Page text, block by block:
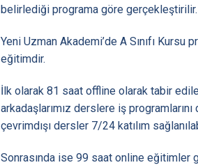
belirlediği programa göre gerçekleştirilir.
Yeni Uzman Akademi’de A Sınıfı
eğitimdir.
İlk olarak 81 saat offline olarak tabir
arkadaşlarımız derslere iş programlarını
çevrimdışı dersler 7/24 katılım
Sonrasında ise 99 saat online eğitimler